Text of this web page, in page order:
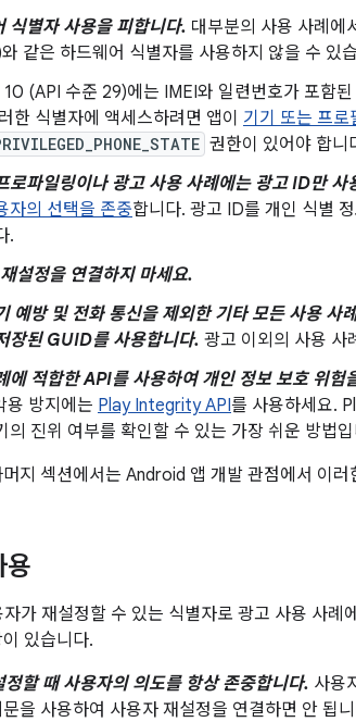
식별자 사용을 피합니다. 대부분의 사용 사례에
같은 하드웨어 식별자를 사용하지 않을 수 있
(API 수준 29)에는 IMEI와 일련번호가 포함
한 식별자에 액세스하려면 앱이 기기 또는 프로
권한이 있어야 합니
로파일링이나 광고 사용 사례에는 광고 ID만 사
자의 선택을 존중합니다. 광고 ID를 개인 식별
.
설정을 연결하지 마세요.
예방 및 전화 통신을 제외한 기타 모든 사용
장된 GUID를 사용합니다. 광고 이외의 사용 사
에 적합한 API를 사용하여 개인 정보 보호 위험
용 방지에는 Play Integrity API를 사용하세요.
의 진위 여부를 확인할 수 있는 가장 쉬운 방법
지 섹션에서는 Android 앱 개발 관점에서 이
용
가 재설정할 수 있는 식별자로 광고 사용 사
있습니다.
할 때 사용자의 의도를 항상 존중합니다. 사용
을 사용하여 사용자 재설정을 연결하면 안 됩